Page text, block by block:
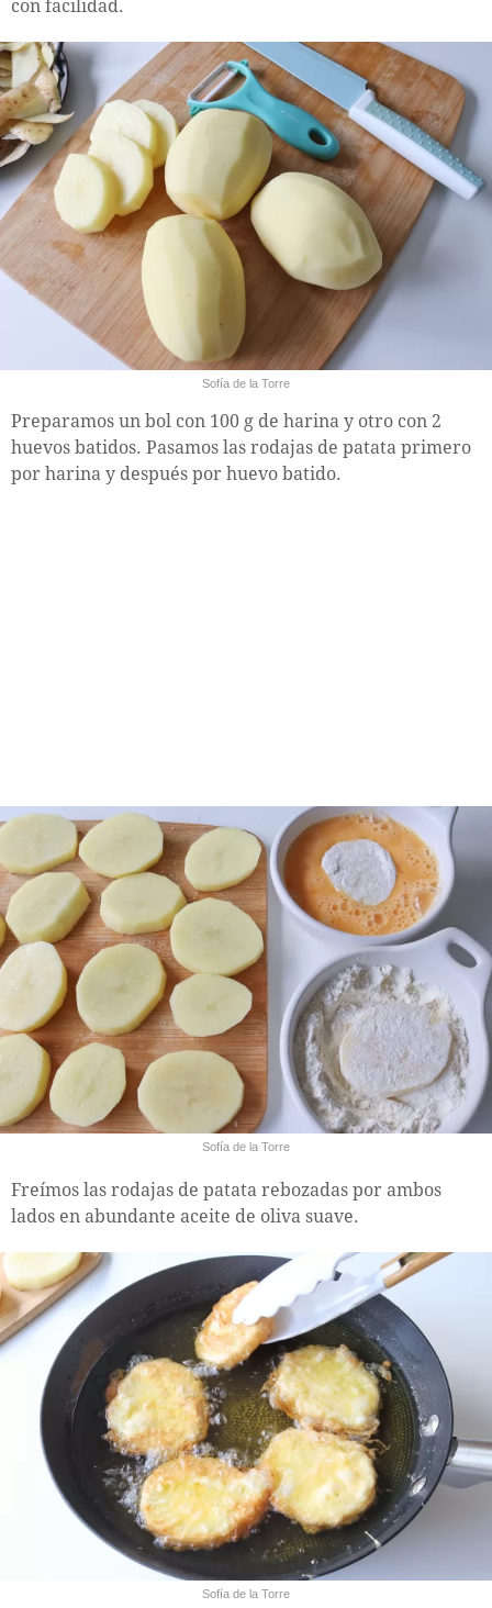
con facilidad.
Sofía de la Torre
Preparamos un bol con 100 g de harina y otro con 2
huevos batidos. Pasamos las rodajas de patata primero
por harina y después por huevo batido.
Sofía de la Torre
Freímos las rodajas de patata rebozadas por ambos
lados en abundante aceite de oliva suave.
Sofía de la Torre